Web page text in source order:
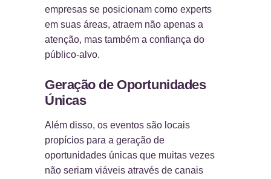
empresas se posicionam como experts
em suas áreas, atraem não apenas a
atenção, mas também a confiança do
público-alvo.
Geração de Oportunidades
Únicas
Além disso, os eventos são locais
propícios para a geração de
oportunidades únicas que muitas vezes
não seriam viáveis através de canais